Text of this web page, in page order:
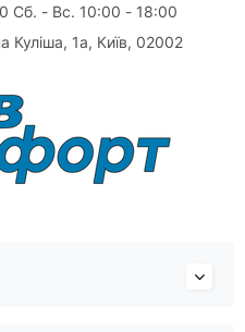
Сб. - Вс. 10:00 - 18:00
Куліша, 1а, Київ, 02002